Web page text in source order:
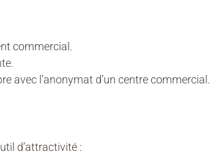
commercial.
avec l’anonymat d’un centre commercial.
d’attractivité :